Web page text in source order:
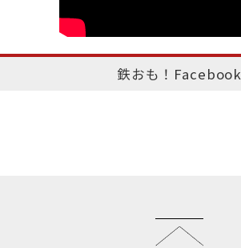
鉄おも！Facebook